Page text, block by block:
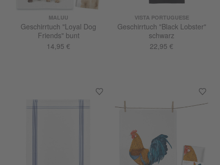
MALUU
Geschirrtuch "Loyal Dog
Friends" bunt
14,95 €
VISTA PORTUGUESE
Geschirrtuch "Black Lobster"
schwarz
22,95 €